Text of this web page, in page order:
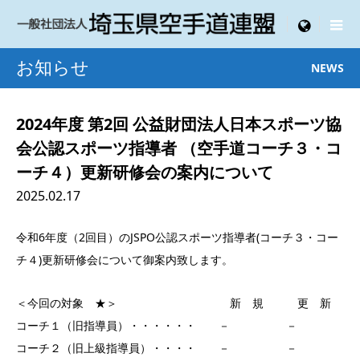
 menu
お知らせ NEWS
2024年度 第2回 公益財団法人日本スポーツ協
会公認スポーツ指導者 （空手道コーチ３・コ
ーチ４）更新研修会の案内について
2025.02.17
令和6年度（2回目）のJSPO公認スポーツ指導者(コーチ３・コー
チ４)更新研修会について御案内致します。
＜今回の対象 ★＞ 新 規 更 新
コーチ１（旧指導員）・・・・・・ － －
コーチ２（旧上級指導員）・・・・ － －